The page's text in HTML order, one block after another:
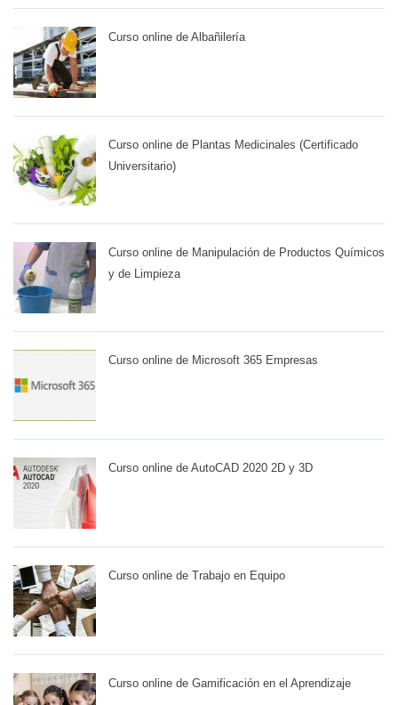
Curso online de Albañilería
Curso online de Plantas Medicinales (Certificado
Universitario)
Curso online de Manipulación de Productos Químicos
y de Limpieza
Curso online de Microsoft 365 Empresas
Curso online de AutoCAD 2020 2D y 3D
Curso online de Trabajo en Equipo
Curso online de Gamificación en el Aprendizaje